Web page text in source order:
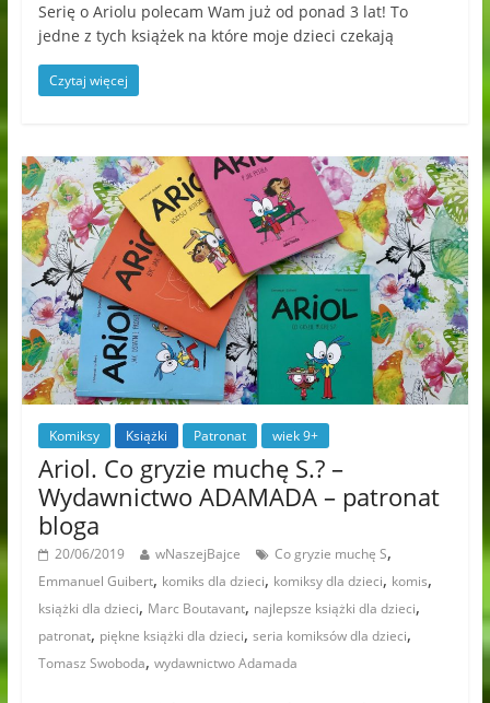
Serię o Ariolu polecam Wam już od ponad 3 lat! To
jedne z tych książek na które moje dzieci czekają
Czytaj więcej
Komiksy Książki Patronat wiek 9+
Ariol. Co gryzie muchę S.? –
Wydawnictwo ADAMADA – patronat
bloga
20/06/2019 wNaszejBajce Co gryzie muchę S,
Emmanuel Guibert, komiks dla dzieci, komiksy dla dzieci, komis,
książki dla dzieci, Marc Boutavant, najlepsze książki dla dzieci,
patronat, piękne książki dla dzieci, seria komiksów dla dzieci,
Tomasz Swoboda, wydawnictwo Adamada